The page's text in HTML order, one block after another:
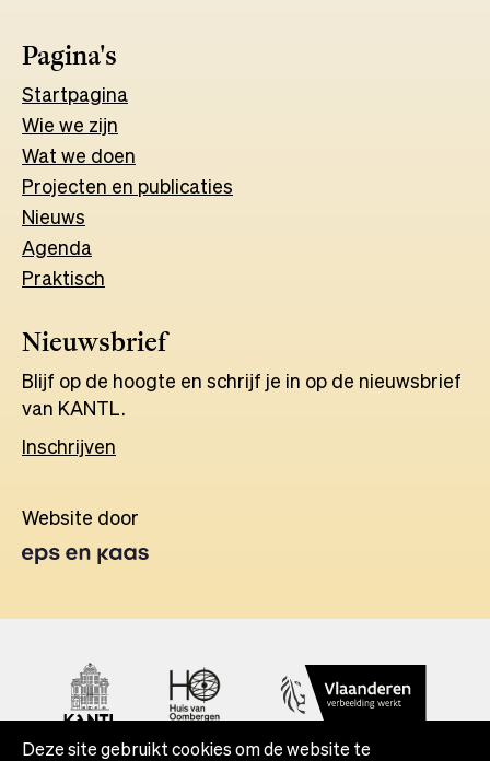
Pagina's
Startpagina
Wie we zijn
Wat we doen
Projecten en publicaties
Nieuws
Agenda
Praktisch
Nieuwsbrief
Blijf op de hoogte en schrijf je in op de nieuwsbrief
van KANTL.
Inschrijven
Website door
in
tab
Deze site gebruikt cookies om de website te